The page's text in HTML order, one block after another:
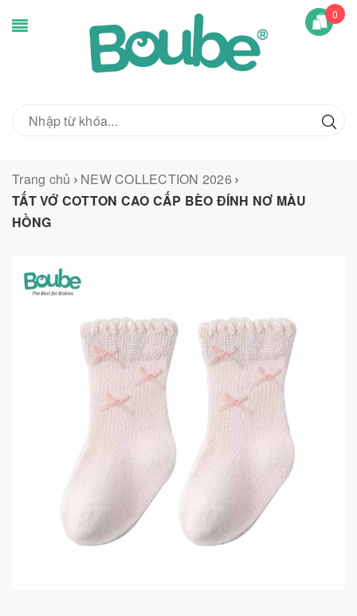
0
Trang chủ
NEW COLLECTION 2026
TẤT VỚ COTTON CAO CẤP BÈO ĐÍNH NƠ MÀU
HỒNG